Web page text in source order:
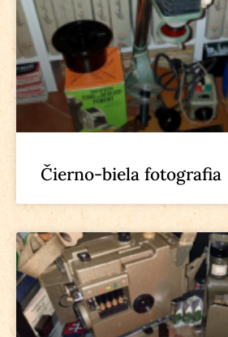
Čierno-biela fotografia